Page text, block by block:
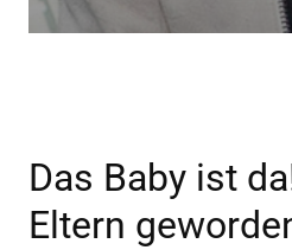
Das Baby ist
Eltern